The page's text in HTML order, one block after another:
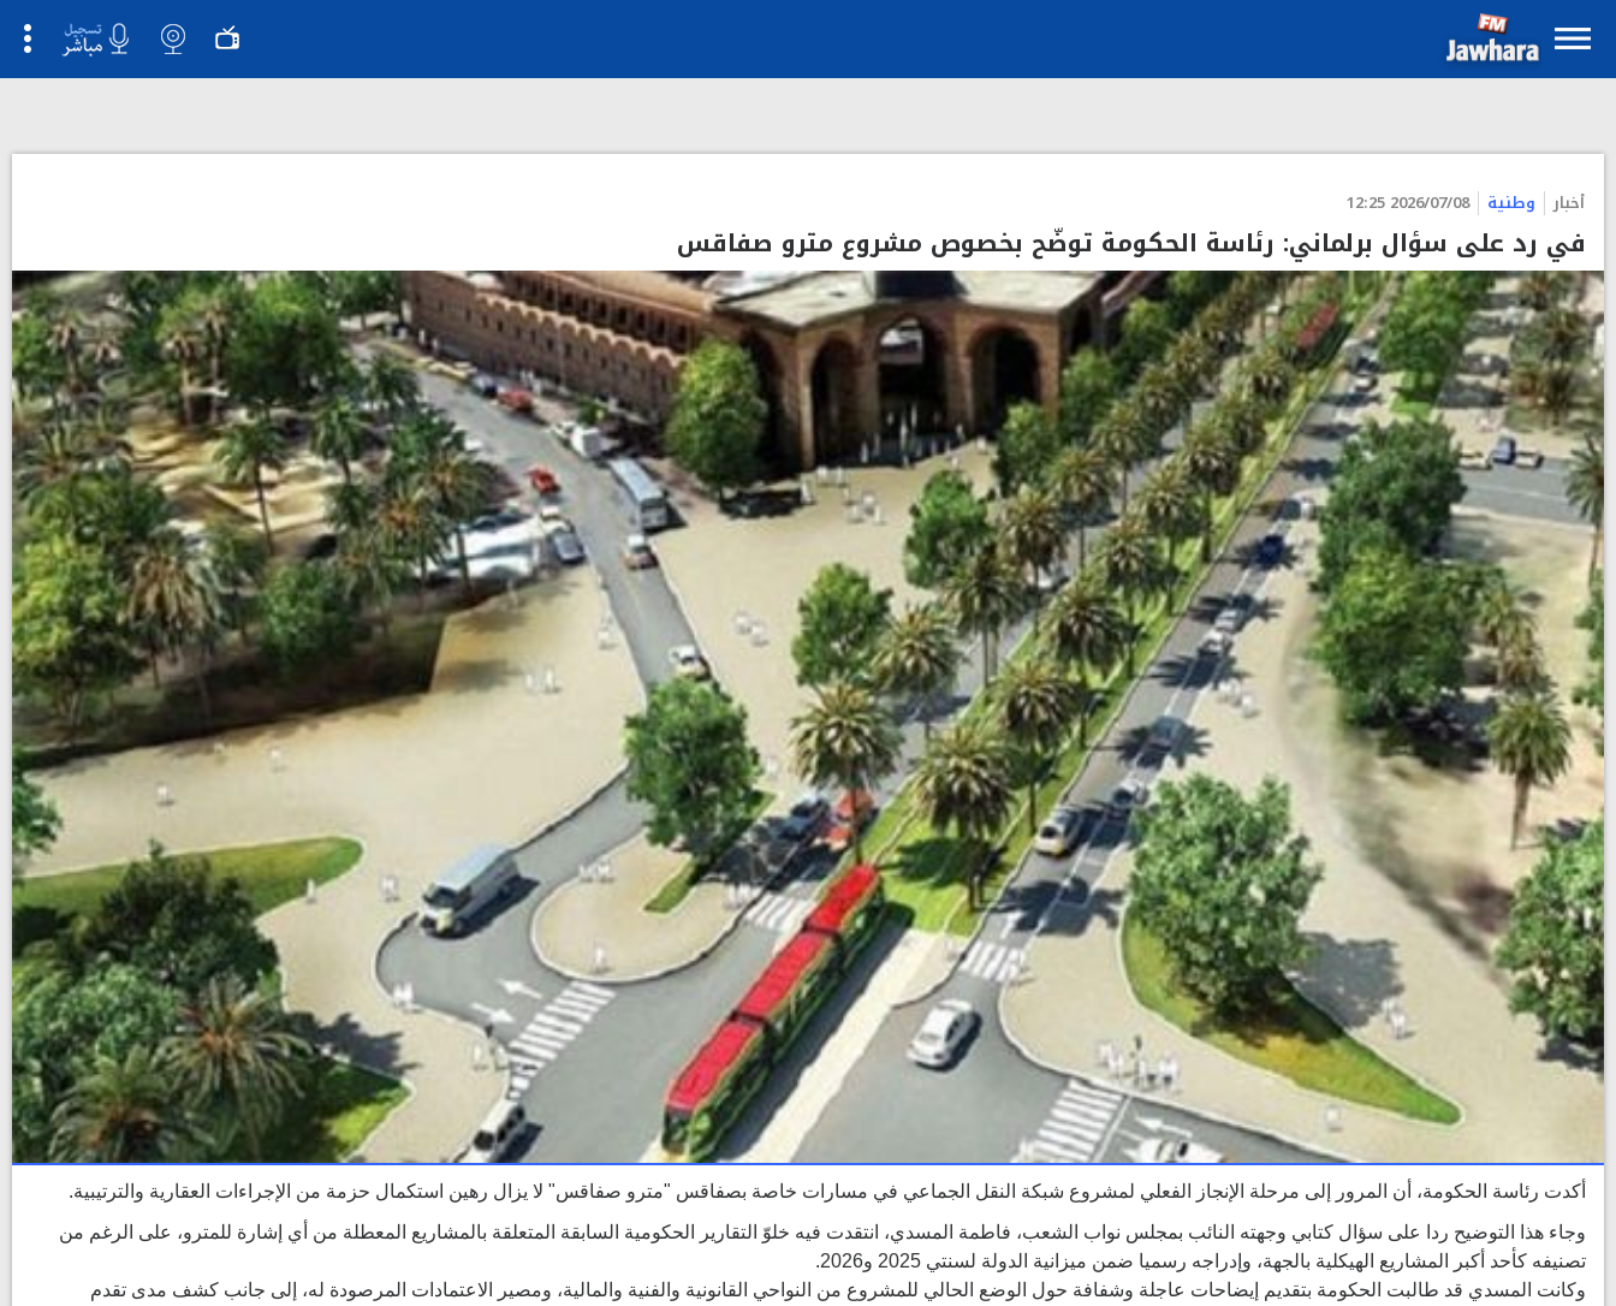
أخبار وطنية 2026/07/08 12:25
في رد على سؤال برلماني: رئاسة الحكومة توضّح بخصوص مشروع مترو صفاقس
أكدت رئاسة الحكومة، أن المرور إلى مرحلة الإنجاز الفعلي لمشروع شبكة النقل الجماعي في مسارات خاصة بصفاقس "مترو صفاقس" لا يزال رهين استكمال حزمة من الإجراءات العقارية والترتيبية.
وجاء هذا التوضيح ردا على سؤال كتابي وجهته النائب بمجلس نواب الشعب، فاطمة المسدي، انتقدت فيه خلوّ التقارير الحكومية السابقة المتعلقة بالمشاريع المعطلة من أي إشارة للمترو، على الرغم من
تصنيفه كأحد أكبر المشاريع الهيكلية بالجهة، وإدراجه رسميا ضمن ميزانية الدولة لسنتي 2025 و2026.
وكانت المسدي قد طالبت الحكومة بتقديم إيضاحات عاجلة وشفافة حول الوضع الحالي للمشروع من النواحي القانونية والفنية والمالية، ومصير الاعتمادات المرصودة له، إلى جانب كشف مدى تقدم